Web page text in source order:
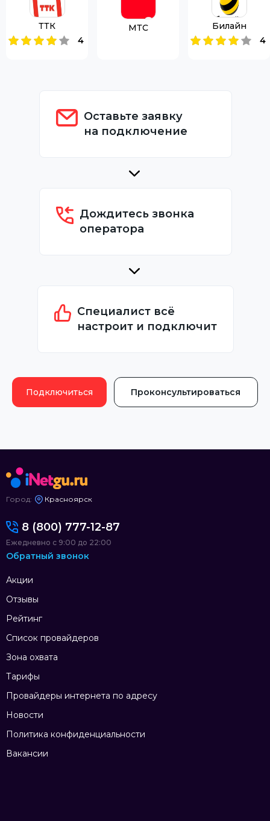
ТТК
4
МТС
Билайн
4
Оставьте заявку
на подключение
Дождитесь звонка
оператора
Специалист всё
настроит и подключит
Подключиться Проконсультироваться
Город: Красноярск
Акции
Отзывы
Рейтинг
Список провайдеров
Зона охвата
Тарифы
Провайдеры интернета по адресу
Новости
Политика конфиденциальности
Вакансии
8 (800) 777-12-87
Ежедневно с 9:00 до 22:00
Обратный звонок